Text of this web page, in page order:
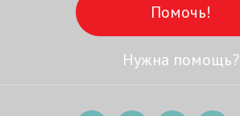
Помочь!
Нужна помощь?